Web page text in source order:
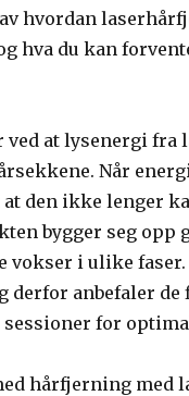
hvordan
hva du kan
at lysenergi fra
Når
den ikke lenger
bygger seg opp
vokser i ulike
derfor anbefaler
for
hårfjerning med